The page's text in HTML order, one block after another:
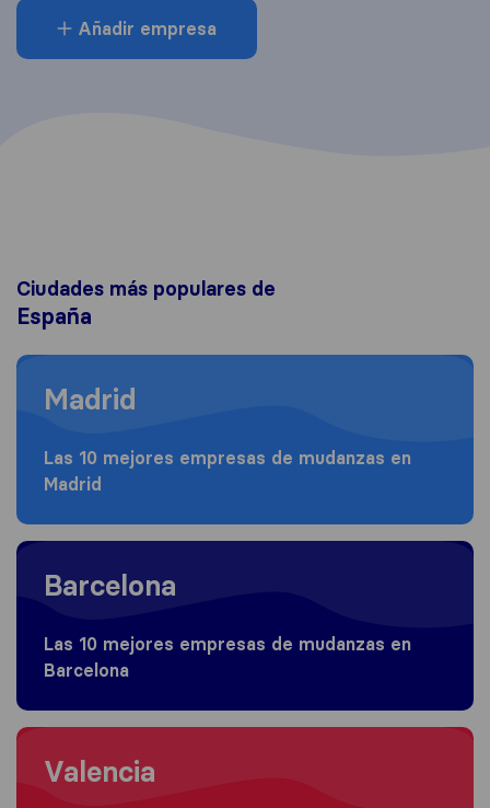
Añadir empresa
Ciudades más populares de
España
Moving to Madrid
Madrid
Las 10 mejores empresas de mudanzas en
Madrid
Moving to Barcelona
Barcelona
Las 10 mejores empresas de mudanzas en
Barcelona
Moving to Valencia
Valencia